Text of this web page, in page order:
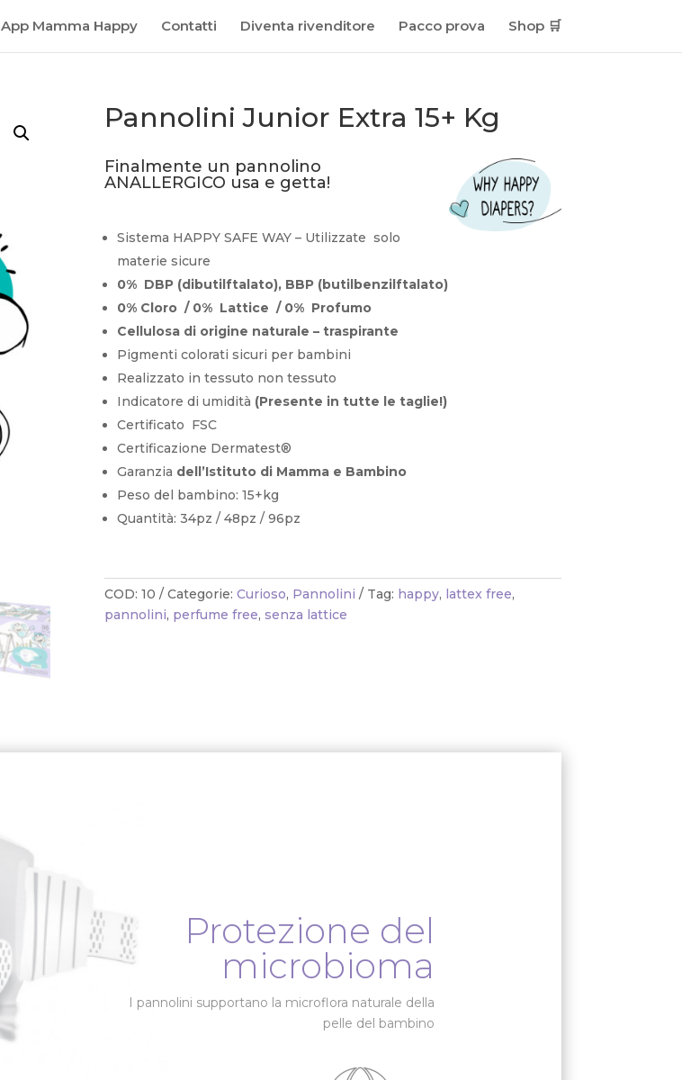
App Mamma Happy Contatti Diventa rivenditore Pacco prova Shop 🛒
Pannolini Junior Extra 15+ Kg
Finalmente un pannolino
ANALLERGICO usa e getta!
Sistema HAPPY SAFE WAY – Utilizzate solo
materie sicure
0% DBP (dibutilftalato), BBP (butilbenzilftalato)
0% Cloro / 0% Lattice / 0% Profumo
Cellulosa di origine naturale – traspirante
Pigmenti colorati sicuri per bambini
Realizzato in tessuto non tessuto
Indicatore di umidità (Presente in tutte le taglie!)
Certificato FSC
Certificazione Dermatest®
Garanzia dell’Istituto di Mamma e Bambino
Peso del bambino: 15+kg
Quantità: 34pz / 48pz / 96pz
COD: 10 Categorie: Curioso, Pannolini Tag: happy, lattex free,
pannolini, perfume free, senza lattice
Protezione del
microbioma
I pannolini supportano la microflora naturale della
pelle del bambino